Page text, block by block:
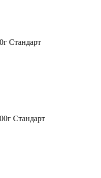
Стандарт
Стандарт